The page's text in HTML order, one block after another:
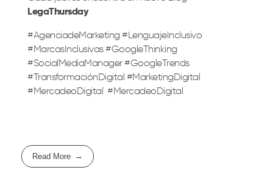
LegaThursday
#AgenciadeMarketing #LenguajeInclusivo
#MarcasInclusivas #GoogleThinking
#SocialMediaManager #GoogleTrends
#TransformaciónDigital #MarketingDigital
#MercadeoDigital #MercadeoDigital
Read More